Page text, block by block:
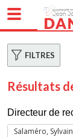
FILTRES
Résultats
Directeur de
Salaméro,